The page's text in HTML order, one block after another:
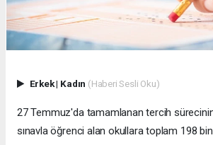
Erkek| Kadın (Haberi Sesli Oku)
27 Temmuz'da tamamlanan tercih
sınavla öğrenci alan okullara toplam 198